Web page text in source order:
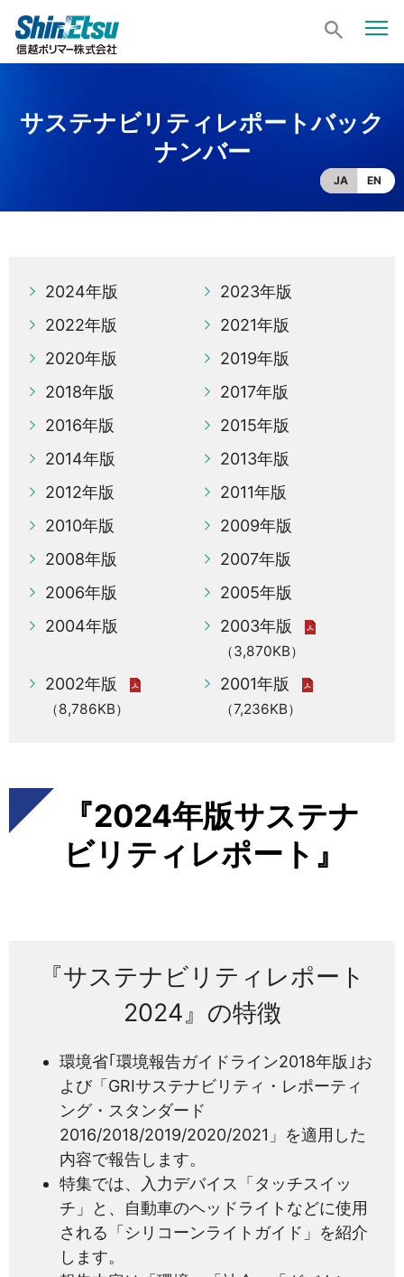
サステナビリティレポートバック
ナンバー
JA EN
2024年版
2023年版
2022年版
2021年版
2020年版
2019年版
2018年版
2017年版
2016年版
2015年版
2014年版
2013年版
2012年版
2011年版
2010年版
2009年版
2008年版
2007年版
2006年版
2005年版
2004年版
2003年版
（3,870KB）
2002年版
（8,786KB）
2001年版
（7,236KB）
『2024年版サステナ
ビリティレポート』
『サステナビリティレポート
2024』の特徴
環境省｢環境報告ガイドライン2018年版｣お
よび「GRIサステナビリティ・レポーティ
ング・スタンダード
2016/2018/2019/2020/2021」を適用した
内容で報告します。
特集では、入力デバイス「タッチスイッ
チ」と、自動車のヘッドライトなどに使用
される「シリコーンライトガイド」を紹介
します。